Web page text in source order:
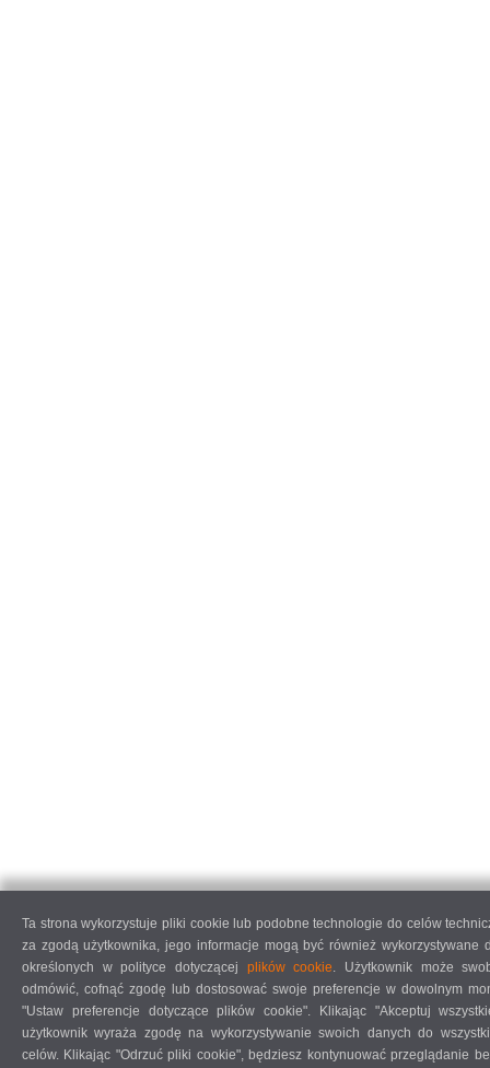
Ta strona wykorzystuje pliki cookie lub podobne technologie do celów
za zgodą użytkownika, jego informacje mogą być również wykorzystywane
określonych w polityce dotyczącej plików cookie. Użytkownik może
odmówić, cofnąć zgodę lub dostosować swoje preferencje w dowolnym
"Ustaw preferencje dotyczące plików cookie". Klikając "Akceptuj
użytkownik wyraża zgodę na wykorzystywanie swoich danych do
celów. Klikając "Odrzuć pliki cookie", będziesz kontynuować przeglądanie